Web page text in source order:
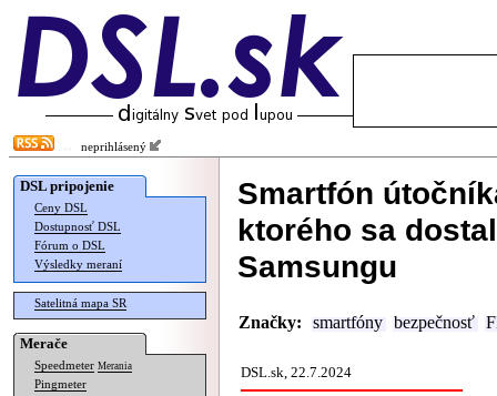
neprihlásený
DSL pripojenie
Ceny DSL
Dostupnosť DSL
Fórum o DSL
Výsledky meraní
Satelitná mapa SR
Merače
Speedmeter Merania
Pingmeter
Smartfón
ktorého sa
Samsungu
Značky: smartfóny bezpečnosť
DSL.sk, 22.7.2024